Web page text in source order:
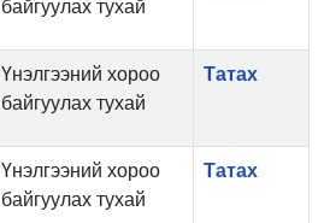
байгуулах тухай
Үнэлгээний хороо
байгуулах тухай
Татах
Үнэлгээний хороо
байгуулах тухай
Татах